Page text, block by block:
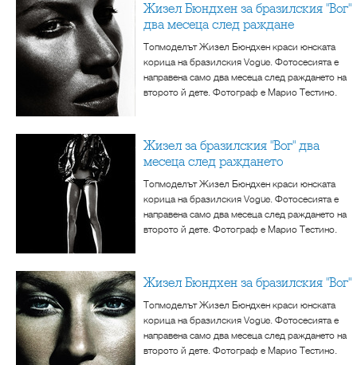
Жизел Бюндхен за бразилския "Вог"
два месеца след раждане
Топмоделът Жизел Бюндхен краси юнската
корица на бразилския Vogue. Фотосесията е
направена само два месеца след раждането на
второто й дете. Фотограф е Марио Тестино.
Жизел за бразилския "Вог" два
месеца след раждането
Топмоделът Жизел Бюндхен краси юнската
корица на бразилския Vogue. Фотосесията е
направена само два месеца след раждането на
второто й дете. Фотограф е Марио Тестино.
Жизел Бюндхен за бразилския "Вог"
Топмоделът Жизел Бюндхен краси юнската
корица на бразилския Vogue. Фотосесията е
направена само два месеца след раждането на
второто й дете. Фотограф е Марио Тестино.